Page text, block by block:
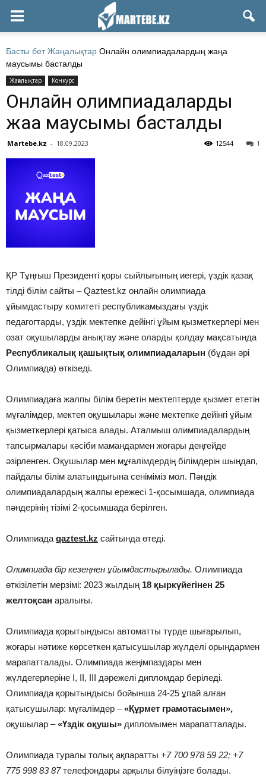
Басты бет Жаңалықтар Онлайн олимпиадалардың жаңа
маусымы басталды
Жаңалықтар Конкурс
Онлайн олимпиадалардың
жаңа маусымы басталды
Martebe.kz - 18.09.2023 1
12544
ҚР Тұңғыш Президенті қоры сыйлығының иегері, үздік қазақ
тілді білім сайты – Qaztest.kz онлайн олимпиада
ұйымдастыру комитеті республикамыздағы үздік
педагогтарды, үздік мектепке дейінгі ұйым қызметкерлері мен
озат оқушыларды анықтау және оларды қолдау мақсатында
Республикалық қашықтық олимпиадаларын (бұдан әрі
Олимпиада) өткізеді.
Олимпиадаға жалпы білім беретін мектептерде қызмет ететін
мұғалімдер, мектеп оқушылары және мектепке дейінгі ұйым
қызметкерлері қатыса алады. Аталмыш олимпиадалардың
тапсырмалары кәсіби мамандармен жоғары деңгейде
әзірленген. Оқушылар мен мұғалімдердің білімдерін шыңдап,
пайдалы білім алатындығына сеніміміз мол. Пәндік
олимпиадалардың жалпы ережесі 1-қосымшада, олимпиада
пәндерінің тізімі 2-қосымшада берілген.
Олимпиада qaztest.kz сайтында өтеді.
Олимпиада бір кезеңнен ұйымдастырылады. Олимпиада
өткізілетін мерзімі: 2023 жылдың 18 қыркүйегінен 25
желтоқсан аралығы.
Олимпиада қорытындысы автоматты түрде шығарылып,
жоғары нәтиже көрсеткен қатысушылар жүлделі орындармен
марапатталады. Олимпиада жеңімпаздары мен
жүлдегерлеріне І, ІІ, ІІІ дәрежелі дипломдар беріледі.
Олимпиада қорытындысы бойынша 24-25 ұпай алған
қатысушылар: мұғалімдер –«Құрмет грамотасымен»,
оқушылар –«Үздік оқушы» дипломымен марапатталады.
Олимпиада туралы толық ақпаратты +7 700 978 59 22; +7
775 998 83 87телефондары арқылы білуіңізге болады.